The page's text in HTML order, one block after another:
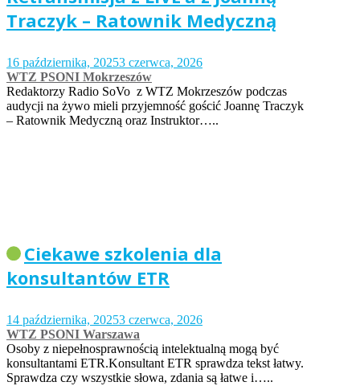
Traczyk – Ratownik Medyczną
16 października, 20253 czerwca, 2026
WTZ PSONI Mokrzeszów
Redaktorzy Radio SoVo z WTZ Mokrzeszów podczas
audycji na żywo mieli przyjemność gościć Joannę Traczyk
– Ratownik Medyczną oraz Instruktor…..
Ciekawe szkolenia dla
konsultantów ETR
14 października, 20253 czerwca, 2026
WTZ PSONI Warszawa
Osoby z niepełnosprawnością intelektualną mogą być
konsultantami ETR.Konsultant ETR sprawdza tekst łatwy.
Sprawdza czy wszystkie słowa, zdania są łatwe i…..